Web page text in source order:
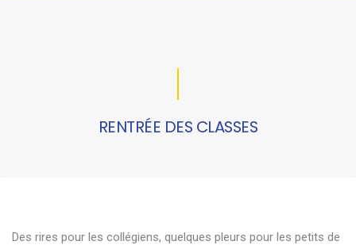
RENTRÉE DES CLASSES
Des rires pour les collégiens, quelques pleurs pour les petits de